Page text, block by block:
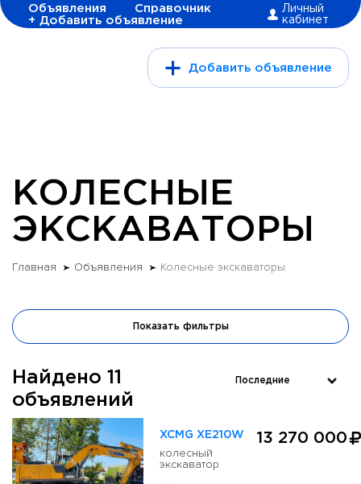
Объявления
Справочник
+ Добавить объявление
Личный
кабинет
Добавить объявление
КОЛЕСНЫЕ
ЭКСКАВАТОРЫ
Главная Объявления Колесные экскаваторы
Показать фильтры
Найдено 11
объявлений
XCMG XE210W
колесный
экскаватор
13 270 000